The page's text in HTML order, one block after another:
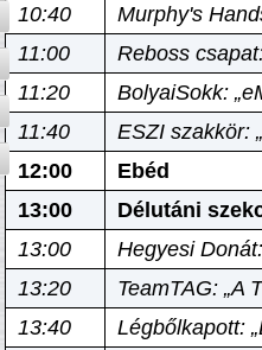
10:40
Murphy's
11:00
Reboss
11:20
BolyaiSokk:
11:40
ESZI szakkör:
12:00
Ebéd
13:00
Délutáni
13:00
Hegyesi
13:20
TeamTAG: „A
13:40
Légbőlkapott: